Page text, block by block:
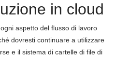
in cloud
aspetto del flusso di lavoro
dovresti continuare a utilizzare
e il sistema di cartelle di file di